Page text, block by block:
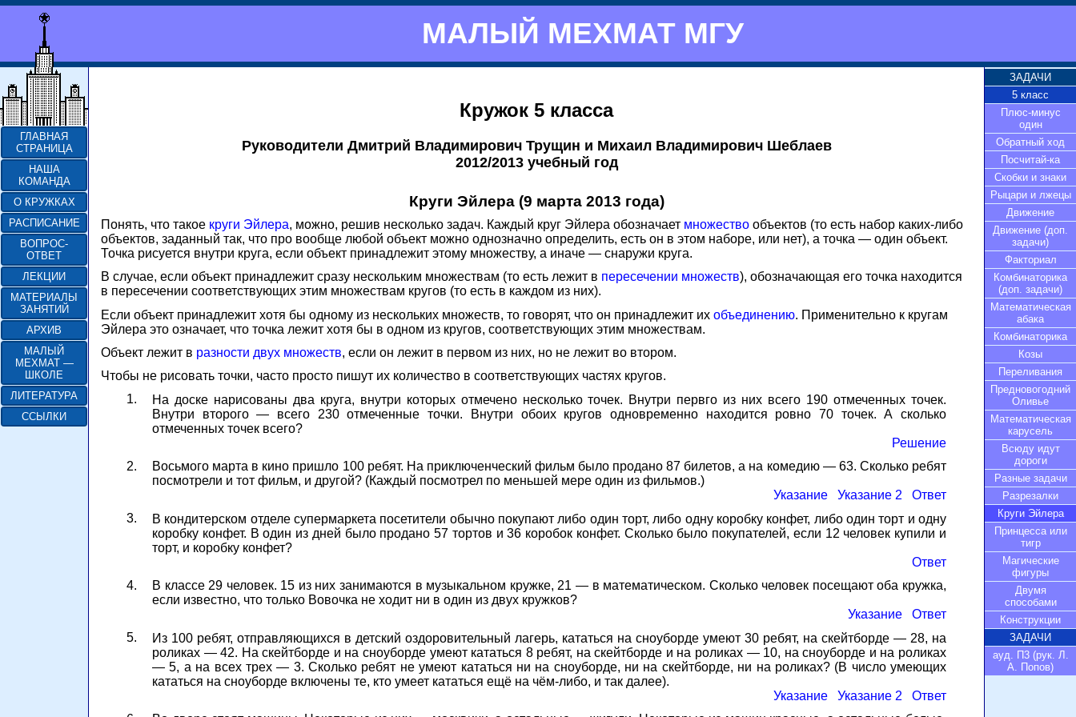
МАЛЫЙ МЕХМАТ МГУ
ГЛАВНАЯ
СТРАНИЦА
НАША
КОМАНДА
О КРУЖКАХ
РАСПИСАНИЕ
ВОПРОС-
ОТВЕТ
ЛЕКЦИИ
МАТЕРИАЛЫ
ЗАНЯТИЙ
АРХИВ
МАЛЫЙ
МЕХМАТ —
ШКОЛЕ
ЛИТЕРАТУРА
ССЫЛКИ
Кружок 5 класса
Руководители Дмитрий Владимирович Трущин и Михаил Владимирович Шеблаев
2012/2013 учебный год
Круги Эйлера (9 марта 2013 года)
Понять, что такое круги Эйлера, можно, решив несколько задач. Каждый круг Эйлера обозначает множество объектов (то есть набор каких-либо
объектов, заданный так, что про вообще любой объект можно однозначно определить, есть он в этом наборе, или нет), а точка — один объект.
Точка рисуется внутри круга, если объект принадлежит этому множеству, а иначе — снаружи круга.
В случае, если объект принадлежит сразу нескольким множествам (то есть лежит в пересечении множеств), обозначающая его точка находится
в пересечении соответствующих этим множествам кругов (то есть в каждом из них).
Если объект принадлежит хотя бы одному из нескольких множеств, то говорят, что он принадлежит их объединению. Применительно к кругам
Эйлера это означает, что точка лежит хотя бы в одном из кругов, соответствующих этим множествам.
Объект лежит в разности двух множеств, если он лежит в первом из них, но не лежит во втором.
Чтобы не рисовать точки, часто просто пишут их количество в соответствующих частях кругов.
1.
На доске нарисованы два круга, внутри которых отмечено несколько точек. Внутри первго из них всего 190 отмеченных точек.
Внутри второго — всего 230 отмеченные точки. Внутри обоих кругов одновременно находится ровно 70 точек. А сколько
отмеченных точек всего?
Решение
2.
Восьмого марта в кино пришло 100 ребят. На приключенческий фильм было продано 87 билетов, а на комедию — 63. Сколько ребят
посмотрели и тот фильм, и другой? (Каждый посмотрел по меньшей мере один из фильмов.)
Указание
Указание 2
Ответ
3.
В кондитерском отделе супермаркета посетители обычно покупают либо один торт, либо одну коробку конфет, либо один торт и одну
коробку конфет. В один из дней было продано 57 тортов и 36 коробок конфет. Сколько было покупателей, если 12 человек купили и
торт, и коробку конфет?
Ответ
4.
В классе 29 человек. 15 из них занимаются в музыкальном кружке, 21 — в математическом. Сколько человек посещают оба кружка,
если известно, что только Вовочка не ходит ни в один из двух кружков?
Указание
Ответ
5.
Из 100 ребят, отправляющихся в детский оздоровительный лагерь, кататься на сноуборде умеют 30 ребят, на скейтборде — 28, на
роликах — 42. На скейтборде и на сноуборде умеют кататься 8 ребят, на скейтборде и на роликах — 10, на сноуборде и на роликах
— 5, а на всех трех — 3. Сколько ребят не умеют кататься ни на сноуборде, ни на скейтборде, ни на роликах? (В число умеющих
кататься на сноуборде включены те, кто умеет кататься ещё на чём-либо, и так далее).
Указание
Указание 2
Ответ
ЗАДАЧИ
5 класс
Плюс-минус
один
Обратный ход
Посчитай-ка
Скобки и знаки
Рыцари и лжецы
Движение
Движение (доп.
задачи)
Факториал
Комбинаторика
(доп. задачи)
Математическая
абака
Комбинаторика
Козы
Переливания
Предновогодний
Оливье
Математическая
карусель
Всюду идут
дороги
Разные задачи
Разрезалки
Круги Эйлера
Принцесса или
тигр
Магические
фигуры
Двумя
способами
Конструкции
ЗАДАЧИ
ауд. П3 (рук. Л.
А. Попов)